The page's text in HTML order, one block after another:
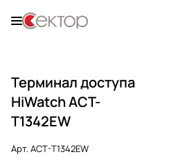
Терминал доступа
HiWatch ACT-
T1342EW
Арт.ACT-T1342EW